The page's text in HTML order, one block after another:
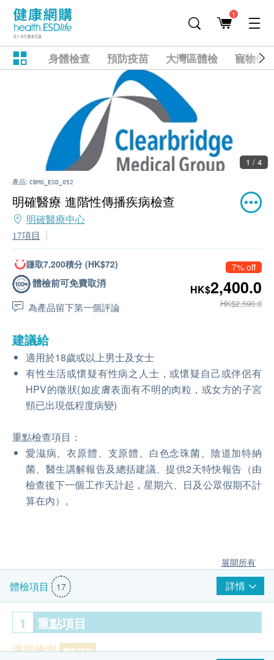
1
身體檢查 預防疫苗 大灣區體檢 寵物健
1 / 4
產品: CBMG_ESD_052
明確醫療 進階性傳播疾病檢查
明確醫療中心
17項目
賺取7,200積分 (HK$72)
體檢前可免費取消
為產品留下第一個評論
7% off
HK$2,400.0
HK$2,590.0
建議給
適用於18歲或以上男士及女士
有性生活或懷疑有性病之人士，或懷疑自己或伴侶有
HPV的徵狀(如皮膚表面有不明的肉粒，或女方的子宮
頸已出現低程度病變)
重點檢查項目：
愛滋病、衣原體、支原體、白色念珠菌、陰道加特納
菌、醫生講解報告及總括建議、提供2天特快報告（由
檢查後下一個工作天計起，星期六、日及公眾假期不計
算在內）。
展開所有
體檢項目 17 詳情
1 重點項目
淋病檢測 重點項目